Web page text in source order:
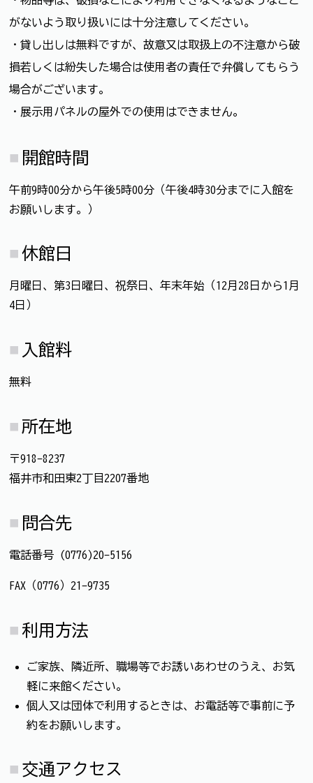
がないよう取り扱いには十分注意してください。
・貸し出しは無料ですが、故意又は取扱上の不注意から破
損若しくは紛失した場合は使用者の責任で弁償してもらう
場合がございます。
・展示用パネルの屋外での使用はできません。
開館時間
午前9時00分から午後5時00分（午後4時30分までに入館を
お願いします。）
休館日
月曜日、第3日曜日、祝祭日、年末年始（12月28日から1月
4日）
入館料
無料
所在地
〒918-8237
福井市和田東2丁目2207番地
問合先
電話番号 (0776)20-5156
FAX（0776）21-9735
利用方法
ご家族、隣近所、職場等でお誘いあわせのうえ、お気
軽に来館ください。
個人又は団体で利用するときは、お電話等で事前に予
約をお願いします。
交通アクセス